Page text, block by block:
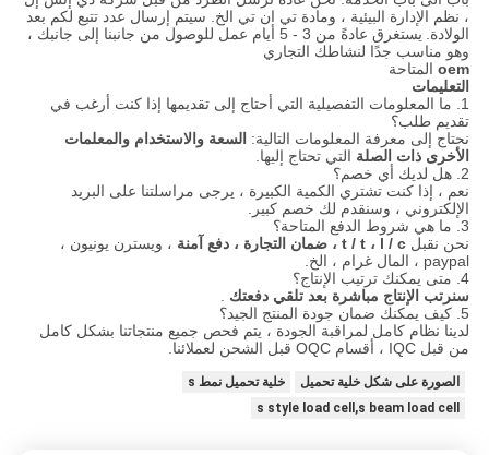
، نظم الإدارة البيئية ، ومادة تي ان تي الخ. سيتم إرسال عدد تتبع لكم بعد
الولادة.
يستغرق عادةً من 3 - 5 أيام عمل للوصول من جانبنا إلى جانبك ،
وهو مناسب جدًا لنشاطك التجاري
oemالمتاحة
التعليمات
1. ما المعلومات التفصيلية التي أحتاج إلى تقديمها إذا كنت أرغب في
تقديم طلب؟
نحتاج إلى معرفة المعلومات التالية: السعة والاستخدام والمعلمات
الأخرى ذات الصلة التي تحتاج إليها.
2. هل لديك أي خصم؟
نعم ، إذا كنت تشتري الكمية الكبيرة ، يرجى مراسلتنا على البريد
الإلكتروني ، وسنقدم لك خصم كبير.
3. ما هي شروط الدفع المتاحة؟
نحن نقبل t / t ، l / c ، ضمان التجارة ، دفع آمنة
، ويسترن يونيون ،
paypal ، المال غرام ، الخ.
4. متى يمكنك ترتيب الإنتاج؟
سنرتب الإنتاج مباشرة بعد تلقي دفعتك .
5. كيف يمكنك ضمان جودة المنتج الجيد؟
لدينا نظام كامل لمراقبة الجودة ، يتم فحص جميع منتجاتنا بشكل كامل
من قبل IQC ، أقسام OQC قبل الشحن لعملائنا.
الصورة على شكل خلية تحميل
خلية تحميل نمط s
s style load cell,s beam load cell